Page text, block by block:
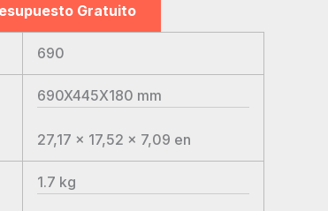
Gratuito
690
690X445X180 mm
27,17 x 17,52 x 7,09 en
1.7 kg